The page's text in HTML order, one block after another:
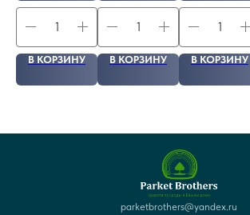
В КОРЗИНУ В КОРЗИНУ В КОРЗИНУ
parketbrothers@yandex.ru